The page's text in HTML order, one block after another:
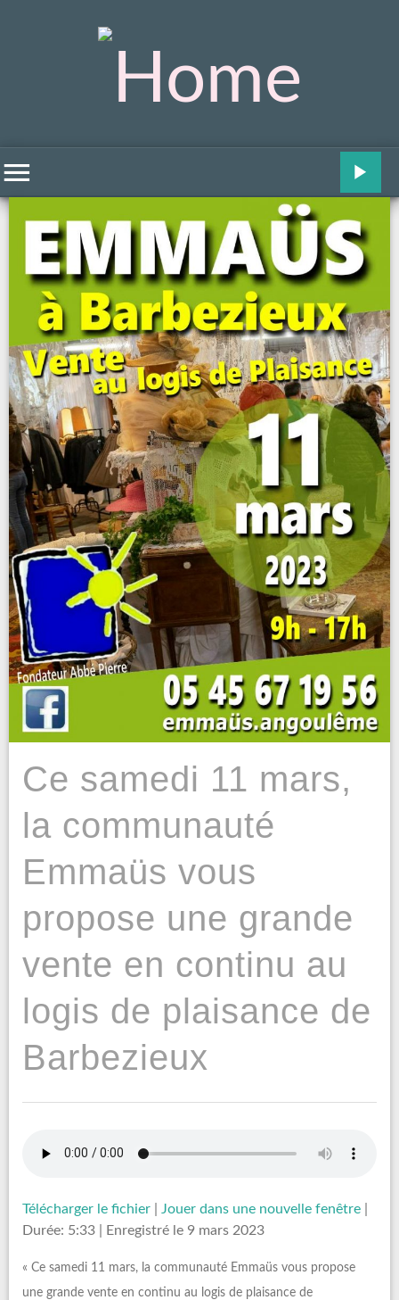
Ce samedi 11 mars,
la communauté
Emmaüs vous
propose une grande
vente en continu au
logis de plaisance de
Barbezieux
Télécharger le fichier Jouer dans une nouvelle fenêtre
Durée: 5:33
Enregistré le 9 mars 2023
« Ce samedi 11 mars, la communauté Emmaüs vous propose
une grande vente en continu au logis de plaisance de